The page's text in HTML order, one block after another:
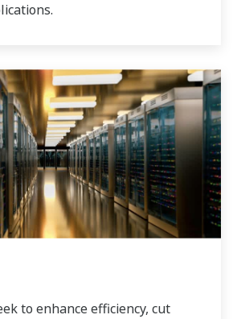
to enhance efficiency, cut